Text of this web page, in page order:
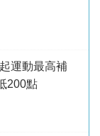
運動最高補
200點